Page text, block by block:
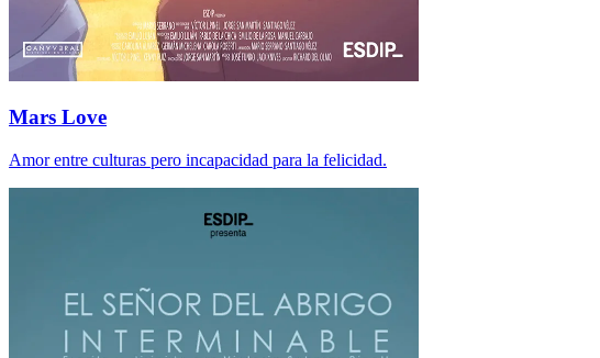
Mars Love
Amor entre culturas pero incapacidad para la felicidad.